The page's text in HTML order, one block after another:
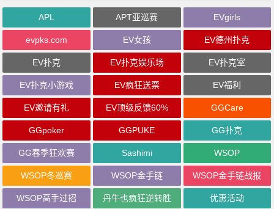
APL APT亚巡赛 EVgirls
evpks.com EV女孩 EV德州扑克
EV扑克 EV扑克娱乐场 EV扑克室
EV扑克小游戏 EV疯狂送票 EV福利
EV邀请有礼 EV顶级反馈60% GGCare
GGpoker GGPUKE GG扑克
GG春季狂欢赛 Sashimi WSOP
WSOP冬巡赛 WSOP金手链 WSOP金手链战报
WSOP高手过招 丹牛也疯狂逆转胜 优惠活动